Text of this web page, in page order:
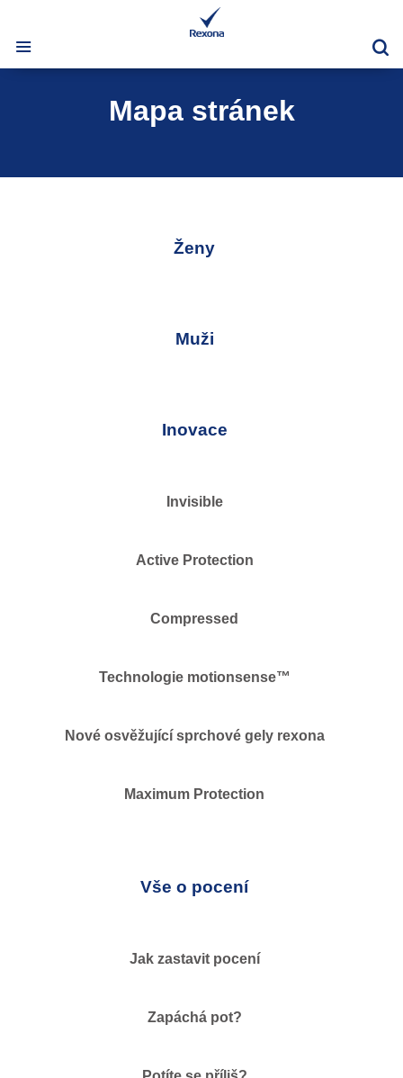
Mapa stránek
Ženy
Muži
Inovace
Invisible
Active Protection
Compressed
Technologie motionsense™
Nové osvěžující sprchové gely rexona
Maximum Protection
Vše o pocení
Jak zastavit pocení
Zapáchá pot?